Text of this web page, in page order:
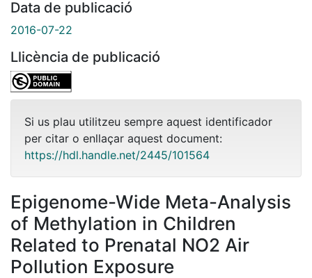
Data de publicació
2016-07-22
Llicència de publicació
Si us plau utilitzeu sempre aquest identificador
per citar o enllaçar aquest document:
https://hdl.handle.net/2445/101564
Epigenome-Wide Meta-Analysis
of Methylation in Children
Related to Prenatal NO2 Air
Pollution Exposure